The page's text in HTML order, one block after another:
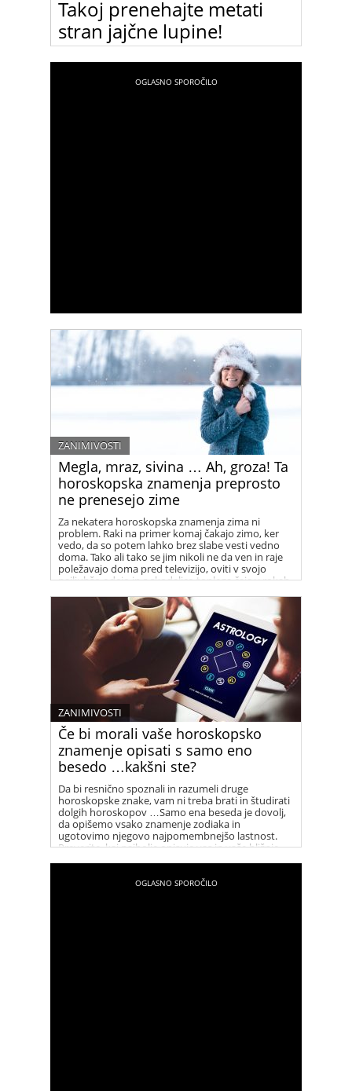
Takoj prenehajte metati
stran jajčne lupine!
Megla, mraz, sivina … Ah, groza! Ta
horoskopska znamenja preprosto
ne prenesejo zime
ZANIMIVOSTI
Za nekatera horoskopska znamenja zima ni
problem. Raki na primer komaj čakajo zimo, ker
vedo, da so potem lahko brez slabe vesti vedno
doma. Tako ali tako se jim nikoli ne da ven in raje
poležavajo doma pred televizijo, oviti v svojo
najljubšo odejo in s skodelico toplega čaja v rokah.
mora …ste med njimi?
Če bi morali vaše horoskopsko
znamenje opisati s samo eno
besedo …kakšni ste?
ZANIMIVOSTI
Da bi resnično spoznali in razumeli druge
horoskopske znake, vam ni treba brati in študirati
dolgih horoskopov …Samo ena beseda je dovolj,
da opišemo vsako znamenje zodiaka in
ugotovimo njegovo najpomembnejšo lastnost.
Preverite, kaj najbolje opisuje vas in vaše bližnje.